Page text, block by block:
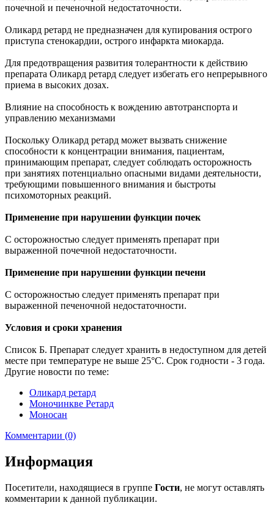
почечной и печеночной недостаточности.
Оликард ретард не предназначен для купирования острого
приступа стенокардии, острого инфаркта миокарда.
Для предотвращения развития толерантности к действию
препарата Оликард ретард следует избегать его непрерывного
приема в высоких дозах.
Влияние на способность к вождению автотранспорта и
управлению механизмами
Поскольку Оликард ретард может вызвать снижение
способности к концентрации внимания, пациентам,
принимающим препарат, следует соблюдать осторожность
при занятиях потенциально опасными видами деятельности,
требующими повышенного внимания и быстроты
психомоторных реакций.
Применение при нарушении функции почек
С осторожностью следует применять препарат при
выраженной почечной недостаточности.
Применение при нарушении функции печени
С осторожностью следует применять препарат при
выраженной печеночной недостаточности.
Условия и сроки хранения
Список Б. Препарат следует хранить в недоступном для детей
месте при температуре не выше 25°С. Срок годности - 3 года.
Другие новости по теме:
Оликард ретард
Моночинкве Ретард
Моносан
Комментарии (0)
Информация
Посетители, находящиеся в группе Гости, не могут оставлять
комментарии к данной публикации.